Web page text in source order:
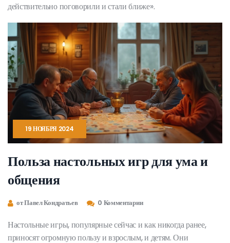
действительно поговорили и стали ближе».
19 НОЯБРЯ 2024
Польза настольных игр для ума и
общения
от Павел Кондратьев 0 Комментарии
Настольные игры, популярные сейчас и как никогда ранее,
приносят огромную пользу и взрослым, и детям. Они